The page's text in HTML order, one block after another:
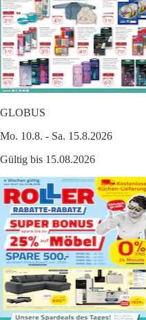
GLOBUS
Mo. 10.8. - Sa. 15.8.2026
Gültig bis 15.08.2026